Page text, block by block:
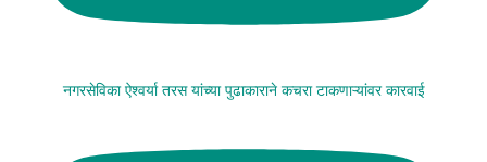
नगरसेविका ऐश्वर्या तरस यांच्या पुढाकाराने कचरा टाकणाऱ्यांवर कारवाई